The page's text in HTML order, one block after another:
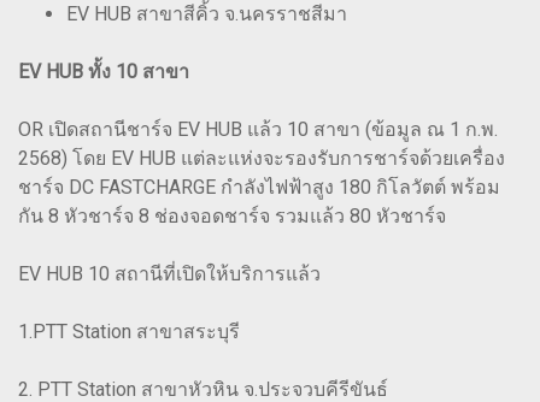
EV HUB สาขาสีคิ้ว จ.นครราชสีมา
EV HUB ทั้ง 10 สาขา
OR เปิดสถานีชาร์จ EV HUB แล้ว 10 สาขา (ข้อมูล ณ 1 ก.พ.
2568) โดย EV HUB แต่ละแห่งจะรองรับการชาร์จด้วยเครื่อง
ชาร์จ DC FASTCHARGE กำลังไฟฟ้าสูง 180 กิโลวัตต์ พร้อม
กัน 8 หัวชาร์จ 8 ช่องจอดชาร์จ รวมแล้ว 80 หัวชาร์จ
EV HUB 10 สถานีที่เปิดให้บริการแล้ว
1.PTT Station สาขาสระบุรี
2. PTT Station สาขาหัวหิน จ.ประจวบคีรีขันธ์